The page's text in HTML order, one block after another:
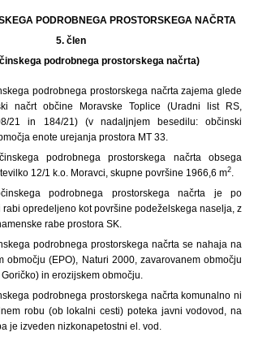
PODROBNEGA PROSTORSKEGA NAČRTA
5. člen
podrobnega prostorskega načrta)
podrobnega prostorskega načrta zajema glede
načrt občine Moravske Toplice (Uradni list RS,
21 in 184/21) (v nadaljnjem besedilu: občinski
enote urejanja prostora MT 33.
podrobnega prostorskega načrta obsega
12/1 k.o. Moravci, skupne površine 1966,6 m2.
podrobnega prostorskega načrta je po
opredeljeno kot površine podeželskega naselja, z
rabe prostora SK.
podrobnega prostorskega načrta se nahaja na
območju (EPO), Naturi 2000, zavarovanem območju
in erozijskem območju.
podrobnega prostorskega načrta komunalno ni
robu (ob lokalni cesti) poteka javni vodovod, na
je izveden nizkonapetostni el. vod.